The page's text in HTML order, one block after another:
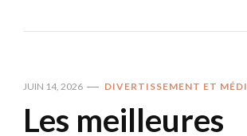
JUIN 14, 2026 DIVERTISSEMENT ET
Les meilleures